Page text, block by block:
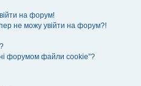
на форум!
не можу увійти на форум?!
форумом файли cookie”?